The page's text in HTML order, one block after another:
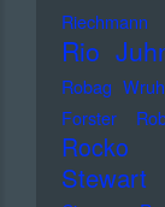
Riechmann
Rio
Robag
Forster
Rocko
Stewart